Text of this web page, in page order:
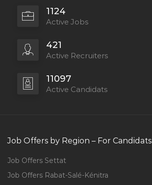
1124
Active Jobs
421
Active Recruiters
11097
Active Candidats
Job Offers by Region – For Candidats
Job Offers Settat
Job Offers Rabat-Salé-Kénitra